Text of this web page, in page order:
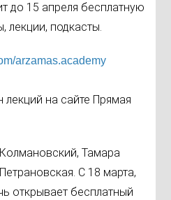
до 15 апреля бесплатную
лекции, подкасты.
arzamas.academy
на сайте Прямая
Тамара
С 18 марта,
открывает бесплатный